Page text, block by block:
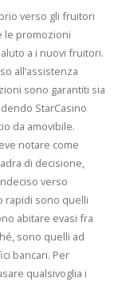
verso gli fruitori
le promozioni
a i nuovi fruitori.
all’assistenza
sono garantiti sia
StarCasino
da amovibile​​.
notare come
di decisione,
verso
rapidi sono quelli
abitare evasi fra
sono quelli ad
bancari. Per
qualsivoglia i